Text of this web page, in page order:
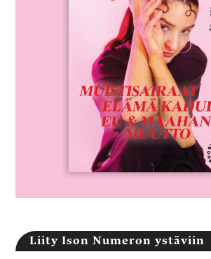
Liity Ison Numeron ystäviin